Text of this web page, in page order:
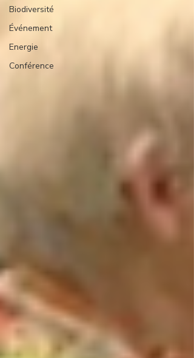
Biodiversité
Événement
Energie
Conférence